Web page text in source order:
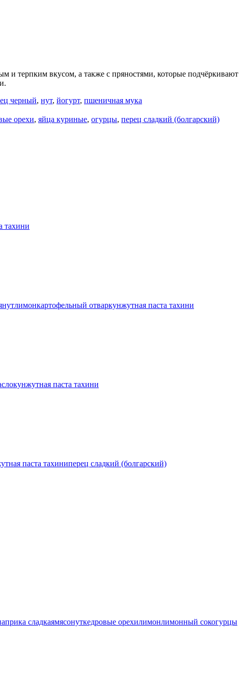
и терпким вкусом, а также с пряностями, которые подчёркивают
черный, нут, йогурт, пшеничная мука
орехи, яйца куриные, огурцы, перец сладкий (болгарский)
тахини
нутлимонкартофельный отваркунжутная паста тахини
кунжутная паста тахини
паста тахиниперец сладкий (болгарский)
сладкаямясонуткедровые орехилимонлимонный сокогурцы